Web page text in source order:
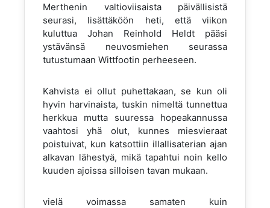
Merthenin valtioviisaista päivällisistä
seurasi, lisättäköön heti, että viikon
kuluttua Johan Reinhold Heldt pääsi
ystävänsä neuvosmiehen seurassa
tutustumaan Wittfootin perheeseen.
Kahvista ei ollut puhettakaan, se kun oli
hyvin harvinaista, tuskin nimeltä tunnettua
herkkua mutta suuressa hopeakannussa
vaahtosi yhä olut, kunnes miesvieraat
poistuivat, kun katsottiin illallisaterian ajan
alkavan lähestyä, mikä tapahtui noin kello
kuuden ajoissa silloisen tavan mukaan.
vielä voimassa samaten kuin